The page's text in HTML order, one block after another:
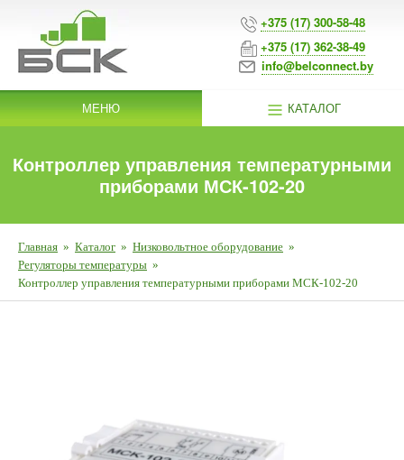
+375 (17) 300-58-48
+375 (17) 362-38-49
info@belconnect.by
МЕНЮ КАТАЛОГ
Контроллер управления температурными
приборами МСК-102-20
Главная » Каталог » Низковольтное оборудование »
Регуляторы температуры »
Контроллер управления температурными приборами МСК-102-20